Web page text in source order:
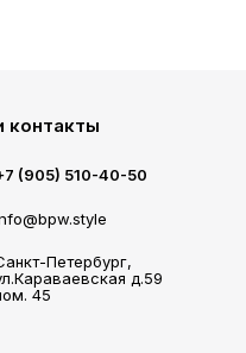
контакты
(905) 510-40-50
Петербург,
д.59
45